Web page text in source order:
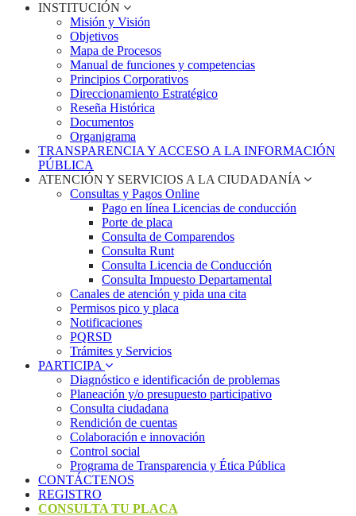
INSTITUCIÓN
Misión y Visión
Objetivos
Mapa de Procesos
Manual de funciones y competencias
Principios Corporativos
Direccionamiento Estratégico
Reseña Histórica
Documentos
Organigrama
TRANSPARENCIA Y ACCESO A LA INFORMACIÓN
PÚBLICA
ATENCIÓN Y SERVICIOS A LA CIUDADANÍA
Consultas y Pagos Online
Pago en línea Licencias de conducción
Porte de placa
Consulta de Comparendos
Consulta Runt
Consulta Licencia de Conducción
Consulta Impuesto Departamental
Canales de atención y pida una cita
Permisos pico y placa
Notificaciones
PQRSD
Trámites y Servicios
PARTICIPA
Diagnóstico e identificación de problemas
Planeación y/o presupuesto participativo​
Consulta ciudadana
Rendición de cuentas
Colaboración e innovación
Control social
Programa de Transparencia y Ética Pública
CONTÁCTENOS
REGISTRO
CONSULTA TU PLACA